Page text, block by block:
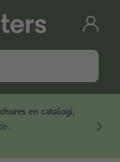
en catalogi,